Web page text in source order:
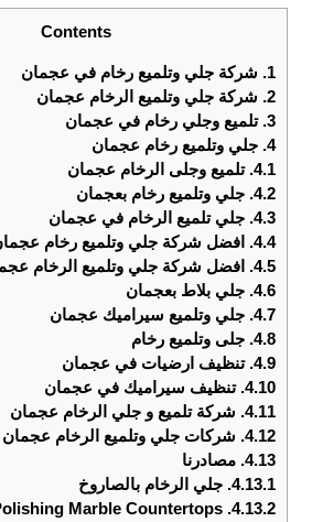
Contents
1. شركة جلي وتلميع رخام في عجمان
2. شركة جلي وتلميع الرخام عجمان
3. تلميع وجلي رخام في عجمان
4. جلي وتلميع رخام عجمان
4.1. تلميع وجلى الرخام عجمان
4.2. جلي وتلميع رخام بعجمان
4.3. جلي تلميع الرخام في عجمان
4.4.
افضل شركة جلي وتلميع رخام
4.5.
افضل شركة جلي وتلميع الرخام
4.6. جلي بلاط بعجمان
4.7. جلي وتلميع سيراميك عجمان
4.8. جلى وتلميع رخام
4.9. تنظيف ارضيات في عجمان
4.10. تنظيف سيراميك في عجمان
4.11. شركة تلميع و جلي الرخام عجمان
4.12. شركات جلي وتلميع الرخام عجمان
4.13. مصادرنا
4.13.1. جلي الرخام بالصاروخ
4.13.2.
Tips for Polishing Marble Countertops